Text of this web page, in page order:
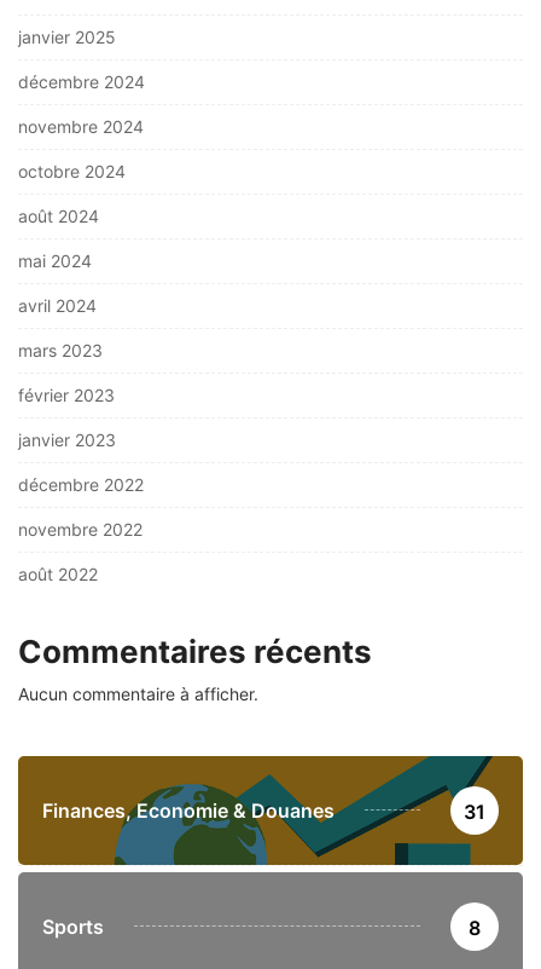
janvier 2025
décembre 2024
novembre 2024
octobre 2024
août 2024
mai 2024
avril 2024
mars 2023
février 2023
janvier 2023
décembre 2022
novembre 2022
août 2022
Commentaires récents
Aucun commentaire à afficher.
Finances, Economie & Douanes 31
Sports 8